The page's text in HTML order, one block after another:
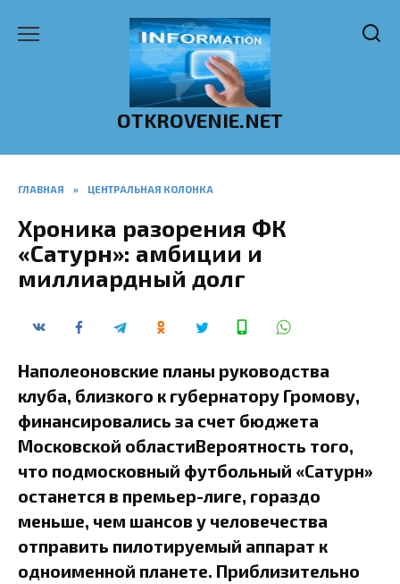
OTKROVENIE.NET
ГЛАВНАЯ » ЦЕНТРАЛЬНАЯ КОЛОНКА
Хроника разорения ФК
«Сатурн»: амбиции и
миллиардный долг
Наполеоновские планы руководства
клуба, близкого к губернатору Громову,
финансировались за счет бюджета
Московской областиВероятность того,
что подмосковный футбольный «Сатурн»
останется в премьер-лиге, гораздо
меньше, чем шансов у человечества
отправить пилотируемый аппарат к
одноименной планете. Приблизительно